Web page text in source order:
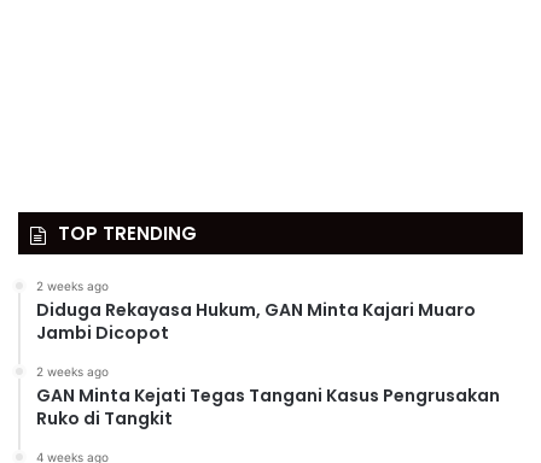
TOP TRENDING
2 weeks ago
Diduga Rekayasa Hukum, GAN Minta Kajari Muaro
Jambi Dicopot
2 weeks ago
GAN Minta Kejati Tegas Tangani Kasus Pengrusakan
Ruko di Tangkit
4 weeks ago